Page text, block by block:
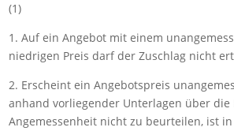
(1)
1. Auf ein Angebot mit einem
niedrigen Preis darf der Zuschlag nicht
2. Erscheint ein Angebotspreis
anhand vorliegender Unterlagen über
Angemessenheit nicht zu beurteilen, ist